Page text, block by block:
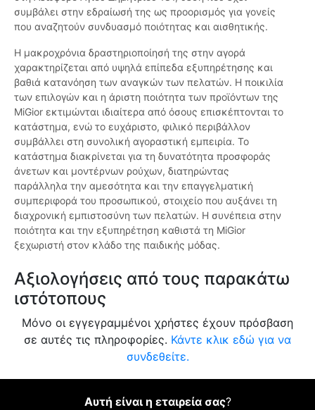
συμβάλει στην εδραίωσή της ως προορισμός για γονείς
που αναζητούν συνδυασμό ποιότητας και αισθητικής.
Η μακροχρόνια δραστηριοποίησή της στην αγορά
χαρακτηρίζεται από υψηλά επίπεδα εξυπηρέτησης και
βαθιά κατανόηση των αναγκών των πελατών. Η ποικιλία
των επιλογών και η άριστη ποιότητα των προϊόντων της
MiGior εκτιμώνται ιδιαίτερα από όσους επισκέπτονται το
κατάστημα, ενώ το ευχάριστο, φιλικό περιβάλλον
συμβάλλει στη συνολική αγοραστική εμπειρία. Το
κατάστημα διακρίνεται για τη δυνατότητα προσφοράς
άνετων και μοντέρνων ρούχων, διατηρώντας
παράλληλα την αμεσότητα και την επαγγελματική
συμπεριφορά του προσωπικού, στοιχείο που αυξάνει τη
διαχρονική εμπιστοσύνη των πελατών. Η συνέπεια στην
ποιότητα και την εξυπηρέτηση καθιστά τη MiGior
ξεχωριστή στον κλάδο της παιδικής μόδας.
Αξιολογήσεις από τους παρακάτω
ιστότοπους
Μόνο οι εγγεγραμμένοι χρήστες έχουν πρόσβαση
σε αυτές τις πληροφορίες. Κάντε κλικ εδώ για να
συνδεθείτε.
Αυτή είναι η εταιρεία σας?